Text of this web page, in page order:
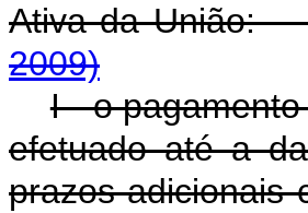
Ativa da
2009)
I - o
efetuado até a
prazos adicionais